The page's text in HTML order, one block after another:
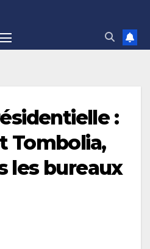
:
Tombolia,
les bureaux